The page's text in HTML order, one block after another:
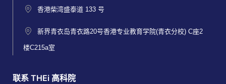
香港柴湾盛泰道 133 号
新界青衣岛青衣路20号香港专业教育学院(青衣分校) C座2
楼C215a室
联系 THEi 高科院